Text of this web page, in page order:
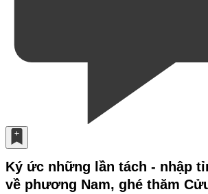
Ký ức những lần tách - nhập
về phương Nam, ghé thăm